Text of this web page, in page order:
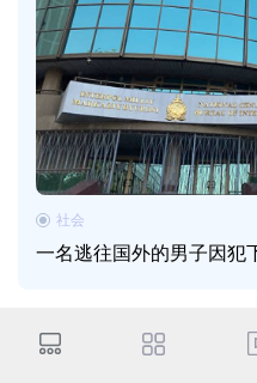
一名逃往国外的男子因犯
社会